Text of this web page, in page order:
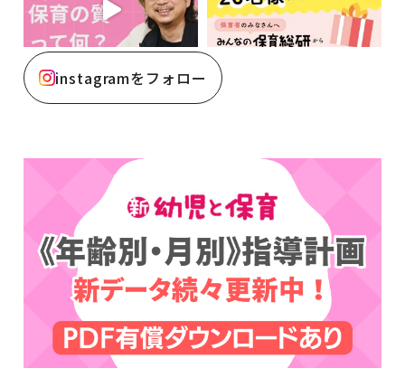
instagramをフォロー